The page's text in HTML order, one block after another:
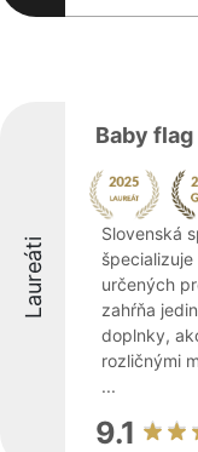
Laureáti
Baby flag
Slovenská
určených
zahŕňa
doplnky,
rozličnými
...
9.1